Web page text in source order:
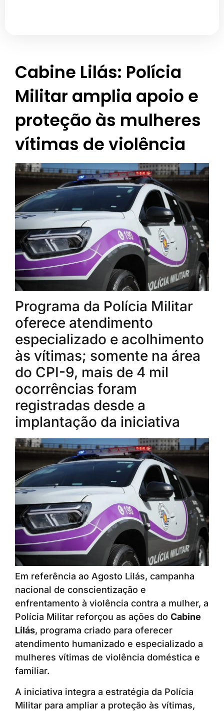
Cabine Lilás: Polícia
Militar amplia apoio e
proteção às mulheres
vítimas de violência
Programa da Polícia Militar
oferece atendimento
especializado e acolhimento
às vítimas; somente na área
do CPI-9, mais de 4 mil
ocorrências foram
registradas desde a
implantação da iniciativa
Em referência ao Agosto Lilás, campanha
nacional de conscientização e
enfrentamento à violência contra a mulher, a
Polícia Militar reforçou as ações do Cabine
Lilás, programa criado para oferecer
atendimento humanizado e especializado a
mulheres vítimas de violência doméstica e
familiar.
A iniciativa integra a estratégia da Polícia
Militar para ampliar a proteção às vítimas,